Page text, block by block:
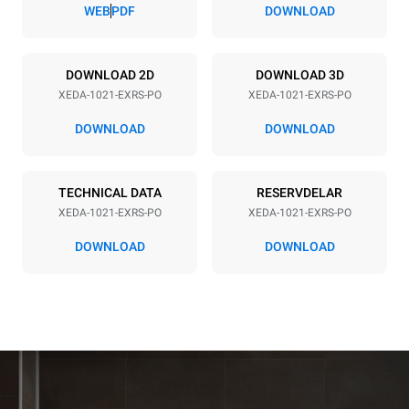
Strömförsörjning
380-415V 3N~ / 220-240V
3~
35,8 kW
50 / 60 Hz INGÅR INTE
utsläppen från ugnen.
WEBPDF DOWNLOAD
DOWNLOAD 2D
XEDA-1021-EXRS-PO
DOWNLOAD
DOWNLOAD 3D
XEDA-1021-EXRS-PO
DOWNLOAD
TECHNICAL DATA
XEDA-1021-EXRS-PO
DOWNLOAD
RESERVDELAR
XEDA-1021-EXRS-PO
DOWNLOAD